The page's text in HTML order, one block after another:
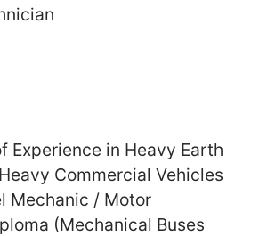
Experience in Heavy Earth
Commercial Vehicles
Mechanic / Motor
(Mechanical Buses